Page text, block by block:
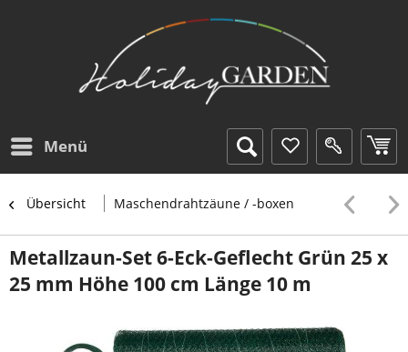
Menü
Übersicht Maschendrahtzäune / -boxen
Metallzaun-Set 6-Eck-Geflecht Grün 25 x
25 mm Höhe 100 cm Länge 10 m